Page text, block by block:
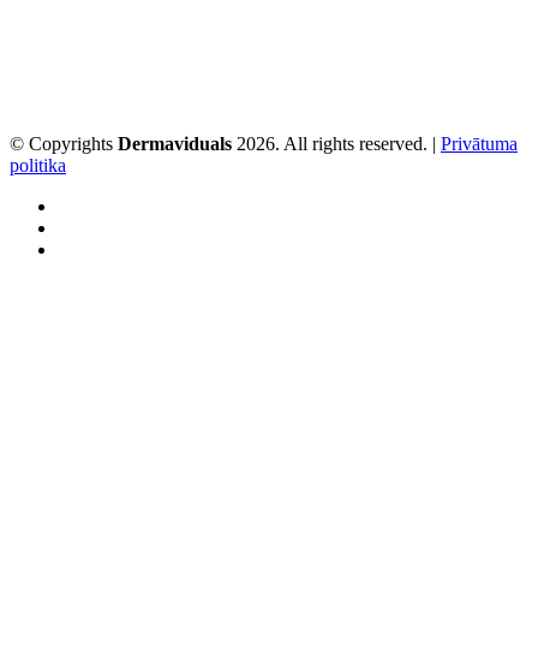
© Copyrights Dermaviduals 2026. All rights reserved. | Privātuma
politika